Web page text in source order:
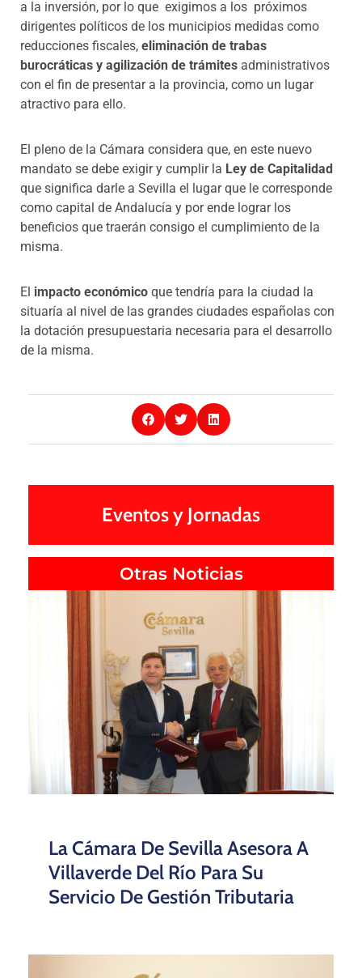
a la inversión, por lo que exigimos a los próximos
dirigentes políticos de los municipios medidas como
reducciones fiscales, eliminación de trabas
burocráticas y agilización de trámites administrativos
con el fin de presentar a la provincia, como un lugar
atractivo para ello.
El pleno de la Cámara considera que, en este nuevo
mandato se debe exigir y cumplir la Ley de Capitalidad
que significa darle a Sevilla el lugar que le corresponde
como capital de Andalucía y por ende lograr los
beneficios que traerán consigo el cumplimiento de la
misma.
El impacto económico que tendría para la ciudad la
situaría al nivel de las grandes ciudades españolas con
la dotación presupuestaria necesaria para el desarrollo
de la misma.
Eventos y Jornadas
Otras Noticias
La Cámara De Sevilla Asesora A
Villaverde Del Río Para Su
Servicio De Gestión Tributaria